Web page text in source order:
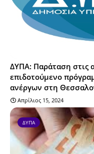
ΔΥΠΑ: Παράταση στις
επιδοτούμενο
ανέργων στη
Απρίλιος 15, 2024
ΔΥΠΑ